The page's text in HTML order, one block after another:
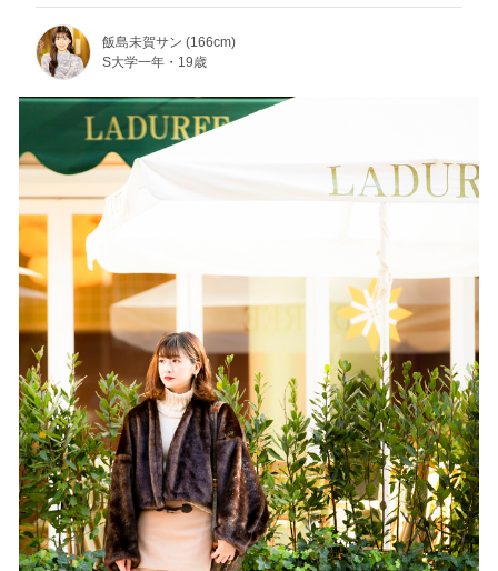
飯島未賀サン (166cm)
S大学一年・19歳